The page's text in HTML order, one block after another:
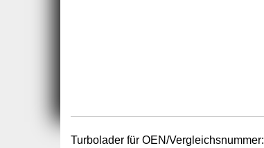
Turbolader für OEN/Vergleichsnummer: